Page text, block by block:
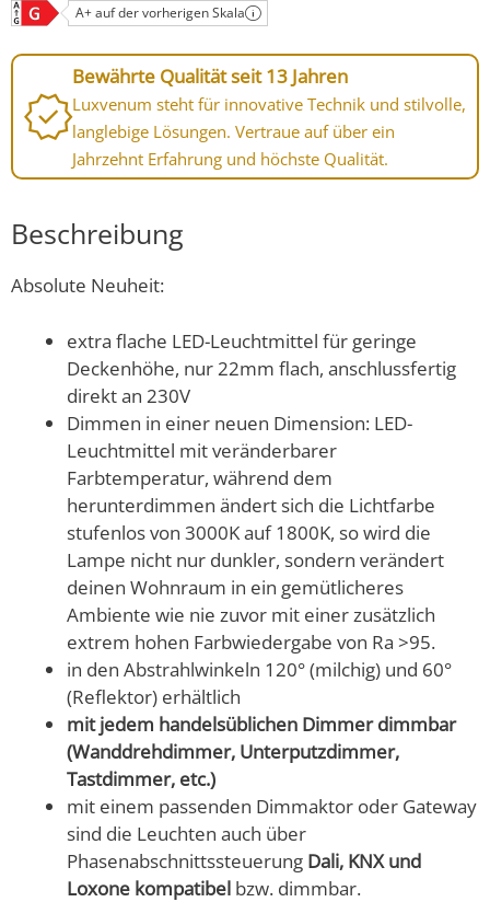
A+ auf der vorherigen Skala
Bewährte Qualität seit 13 Jahren
Luxvenum steht für innovative Technik und stilvolle,
langlebige Lösungen. Vertraue auf über ein
Jahrzehnt Erfahrung und höchste Qualität.
Beschreibung
Absolute Neuheit:
extra flache LED-Leuchtmittel für geringe
Deckenhöhe, nur 22mm flach, anschlussfertig
direkt an 230V
Dimmen in einer neuen Dimension: LED-
Leuchtmittel mit veränderbarer
Farbtemperatur, während dem
herunterdimmen ändert sich die Lichtfarbe
stufenlos von 3000K auf 1800K, so wird die
Lampe nicht nur dunkler, sondern verändert
deinen Wohnraum in ein gemütlicheres
Ambiente wie nie zuvor mit einer zusätzlich
extrem hohen Farbwiedergabe von Ra >95.
in den Abstrahlwinkeln 120° (milchig) und 60°
(Reflektor) erhältlich
mit jedem handelsüblichen Dimmer dimmbar
(Wanddrehdimmer, Unterputzdimmer,
Tastdimmer, etc.)
mit einem passenden Dimmaktor oder Gateway
sind die Leuchten auch über
Phasenabschnittssteuerung Dali, KNX und
Loxone kompatibel bzw. dimmbar.